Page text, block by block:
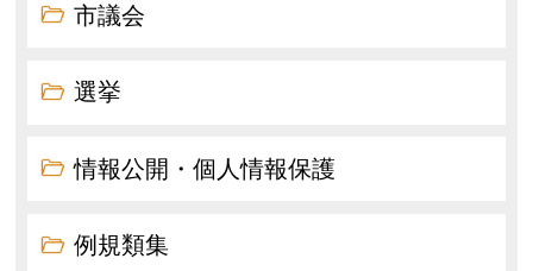
市議会
選挙
情報公開・個人情報保護
例規類集